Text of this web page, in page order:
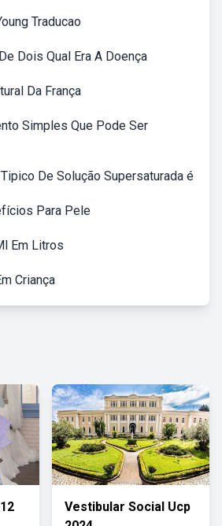
Traducao
Dois Qual Era A Doença
Da França
Simples Que Pode Ser
De Solução Supersaturada é
Para Pele
Em Litros
Criança
Vestibular Social Ucp